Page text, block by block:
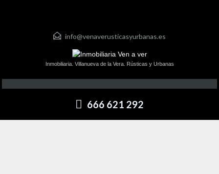
info@venaverusticasyurbanas.es
Inmobiliaria. Villanueva de la Vera. Rústicas y Urbanas
666 621 292